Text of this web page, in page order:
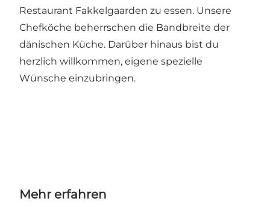
Restaurant Fakkelgaarden zu essen. Unsere
Chefköche beherrschen die Bandbreite der
dänischen Küche. Darüber hinaus bist du
herzlich willkommen, eigene spezielle
Wünsche einzubringen.
Mehr erfahren